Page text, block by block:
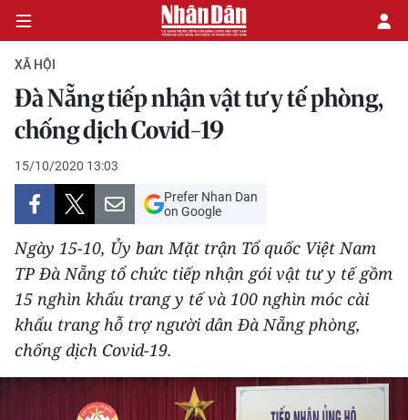
CHÍNH TRỊ
KINH TẾ
VĂN HÓA
XÃ HỘI
PHÁP LUẬT
DU LỊCH
THẾ GIỚI
XÃ HỘI
Đà Nẵng tiếp nhận vật tư y tế phòng,
chống dịch Covid-19
15/10/2020 13:03
Prefer Nhan Dan
on Google
Ngày 15-10, Ủy ban Mặt trận Tổ quốc Việt Nam
TP Đà Nẵng tổ chức tiếp nhận gói vật tư y tế gồm
15 nghìn khẩu trang y tế và 100 nghìn móc cài
khẩu trang hỗ trợ người dân Đà Nẵng phòng,
chống dịch Covid-19.